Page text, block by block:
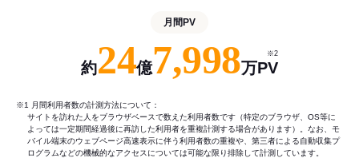
月間PV
約24億7,998万PV
※2
※1 月間利用者数の計測方法について：
サイトを訪れた人をブラウザベースで数えた利用者数です（特定のブラウザ、OS等に
よっては一定期間経過後に再訪した利用者を重複計測する場合があります）。なお、モ
バイル端末のウェブページ高速表示に伴う利用者数の重複や、第三者による自動収集プ
ログラムなどの機械的なアクセスについては可能な限り排除して計測しています。